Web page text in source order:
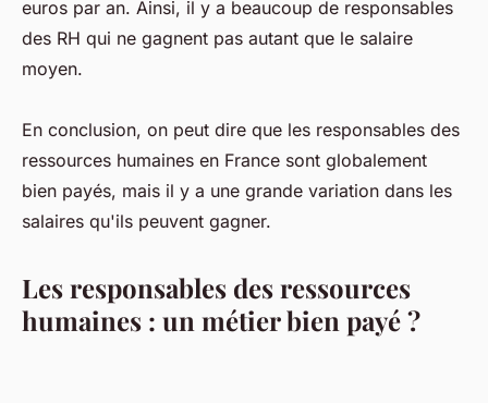
euros par an. Ainsi, il y a beaucoup de responsables
des RH qui ne gagnent pas autant que le salaire
moyen.
En conclusion, on peut dire que les responsables des
ressources humaines en France sont globalement
bien payés, mais il y a une grande variation dans les
salaires qu'ils peuvent gagner.
Les responsables des ressources
humaines : un métier bien payé ?